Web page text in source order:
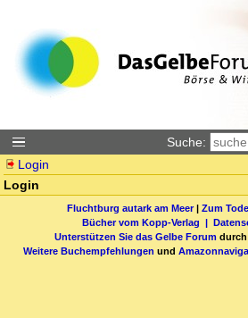
Suche:
Login
Login
Fluchtburg autark am Meer| Zum
Bücher vom Kopp-Verlag |
Unterstützen Sie das Gelbe Forum durch
Weitere Buchempfehlungen und